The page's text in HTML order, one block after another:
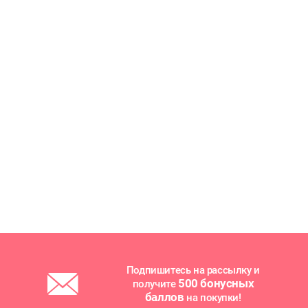
Подпишитесь на рассылку и
получите 500 бонусных
баллов на покупки!